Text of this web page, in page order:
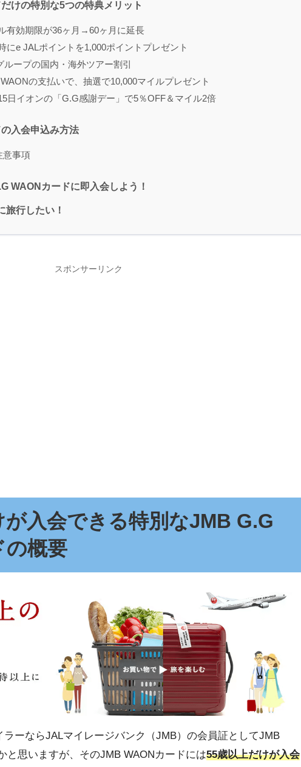
けの特別な5つの特典メリット
有効期限が36ヶ月→60ヶ月に延長
にe JALポイントを1,000ポイントプレゼント
ープの国内・海外ツアー割引
の支払いで、抽選で10,000マイルプレゼント
日イオンの「G.G感謝デー」で5％OFF＆マイル2倍
入会申込み方法
意事項
WAONカードに即入会しよう！
旅行したい！
スポンサーリンク
が入会できる特別なJMB G.G
の概要
ーならJALマイレージバンク（JMB）の会員証としてJMB
と思いますが、そのJMB WAONカードには55歳以上だけが入会